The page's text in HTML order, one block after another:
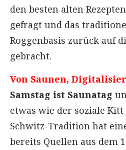
den besten alten
gefragt und das
Roggenbasis zurück auf
gebracht.
Von Saunen,
Samstag ist Saunatag
etwas wie der soziale Kitt
Schwitz-Tradition hat
bereits Quellen aus dem